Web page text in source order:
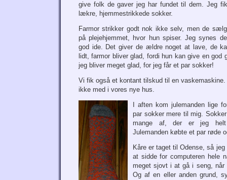
give folk de gaver jeg har fundet til dem. Jeg
lækre, hjemmestrikkede sokker.
Farmor strikker godt nok ikke selv, men de
på plejehjemmet, hvor hun spiser. Jeg synes
god ide. Det giver de ældre noget at lave, de
lidt, farmor bliver glad, fordi hun kan give en god
jeg bliver meget glad, for jeg får et par sokker!
Vi fik også et kontant tilskud til en
ikke med i vores nye hus.
I aften kom julemanden lige
par sokker mere til mig.
mange af, der er jeg helt
Julemanden købte et par røde
Kåre er taget til Odense, så
at sidde for computeren hele
meget sjovt i at gå i seng, når
Og af en eller anden grund,